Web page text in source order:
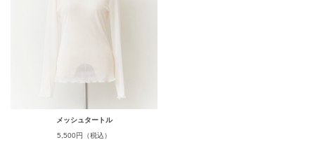
メッシュタートル
5,500円（税込）